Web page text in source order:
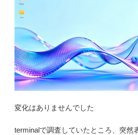
変化はありませんでした
terminalで調査していたところ、突然